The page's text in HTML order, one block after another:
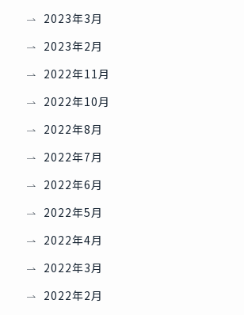
2023年3月
2023年2月
2022年11月
2022年10月
2022年8月
2022年7月
2022年6月
2022年5月
2022年4月
2022年3月
2022年2月